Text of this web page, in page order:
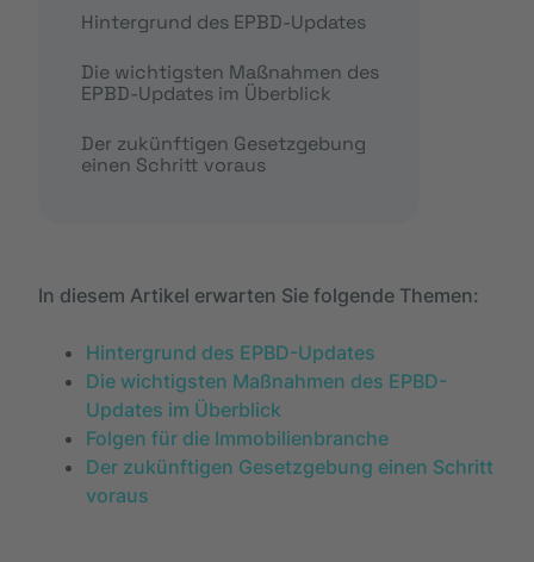
Hintergrund des EPBD-Updates
Die wichtigsten Maßnahmen des
EPBD-Updates im Überblick
Der zukünftigen Gesetzgebung
einen Schritt voraus
In diesem Artikel erwarten Sie folgende Themen:
Hintergrund des EPBD-Updates
Die wichtigsten Maßnahmen des EPBD-
Updates im Überblick
Folgen für die Immobilienbranche
Der zukünftigen Gesetzgebung einen Schritt
voraus